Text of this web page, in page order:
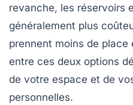
revanche, les réservoirs
généralement plus
prennent moins de
entre ces deux options
de votre espace et de
personnelles.